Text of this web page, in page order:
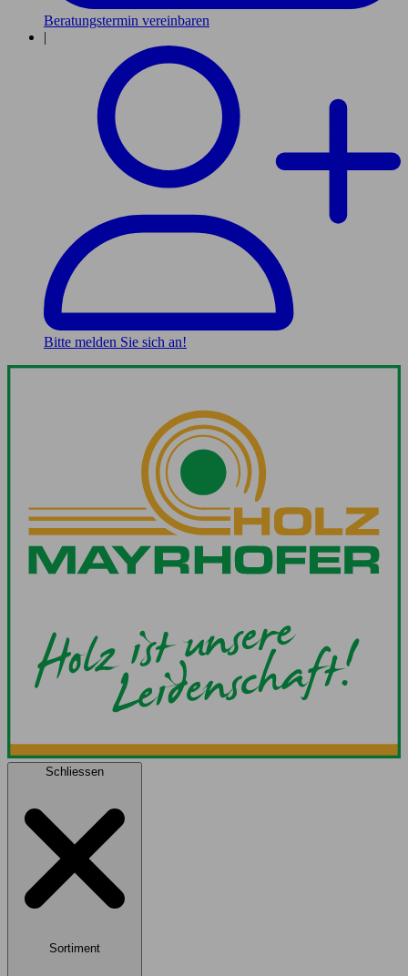
Beratungstermin vereinbaren
|
Bitte melden Sie sich an!
Schliessen
Sortiment